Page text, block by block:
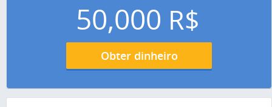
50,000 R$
Obter dinheiro